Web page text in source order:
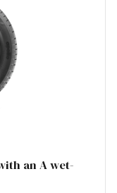
an A wet-